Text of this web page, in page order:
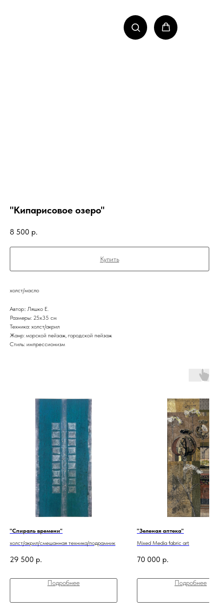
"Кипарисовое озеро"
8 500 р.
Купить
холст/масло
Автор:: Ляшко Е.
Размеры: 25x35 см
Техника: холст/акрил
Жанр: морской пейзаж, городской пейзаж
Стиль: импрессионизм
"Спираль времени"
холст/акрил/смешанная техника/подрамник
29 500 р.
Подробнее
"Зеленая аптека"
Mixed Media fabric art
70 000 р.
Подробнее